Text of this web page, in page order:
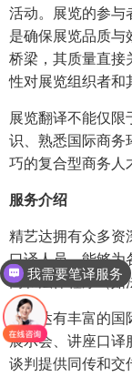
活动。展览的参与
是确保展览品质
桥梁，其质量直接
性对展览组织者和
展览翻译不能仅
识、熟悉国际商务
巧的复合型商务人
服务介绍
精艺达拥有众多资
口译人员，能够为
商和法律程序（如
精艺达有丰富的
展示会、讲座口译
谈判提供同传和交
我需要笔译服务